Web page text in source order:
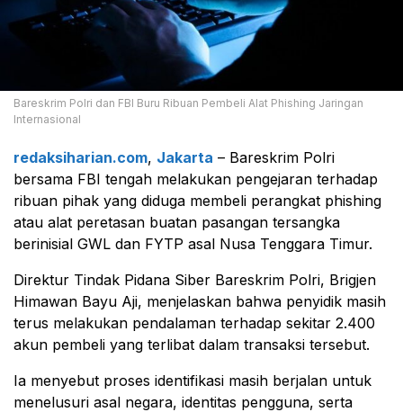
Bareskrim Polri dan FBI Buru Ribuan Pembeli Alat Phishing Jaringan
Internasional
redaksiharian.com, Jakarta – Bareskrim Polri
bersama FBI tengah melakukan pengejaran terhadap
ribuan pihak yang diduga membeli perangkat phishing
atau alat peretasan buatan pasangan tersangka
berinisial GWL dan FYTP asal Nusa Tenggara Timur.
Direktur Tindak Pidana Siber Bareskrim Polri, Brigjen
Himawan Bayu Aji, menjelaskan bahwa penyidik masih
terus melakukan pendalaman terhadap sekitar 2.400
akun pembeli yang terlibat dalam transaksi tersebut.
Ia menyebut proses identifikasi masih berjalan untuk
menelusuri asal negara, identitas pengguna, serta